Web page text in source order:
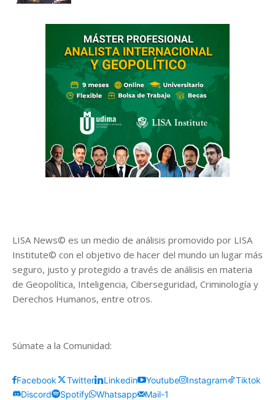
LISA News© es un medio de análisis promovido por LISA
Institute© con el objetivo de hacer del mundo un lugar más
seguro, justo y protegido a través de análisis en materia
de Geopolítica, Inteligencia, Ciberseguridad, Criminología y
Derechos Humanos, entre otros.
Súmate a la Comunidad:
Facebook Twitter Linkedin Youtube Instagram
Tiktok
Discord
Spotify Whatsapp Mail-1